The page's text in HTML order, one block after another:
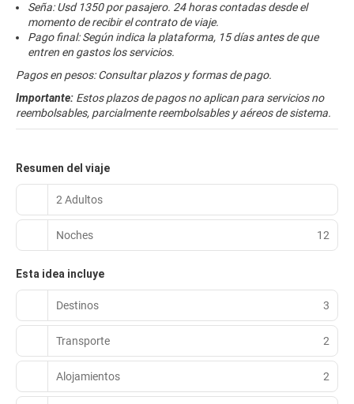
Seña: Usd 1350 por pasajero. 24 horas contadas desde el
momento de recibir el contrato de viaje.
Pago final: Según indica la plataforma, 15 días antes de que
entren en gastos los servicios.
Pagos en pesos: Consultar plazos y formas de pago.
Importante: Estos plazos de pagos no aplican para servicios no
reembolsables, parcialmente reembolsables y aéreos de sistema.
Resumen del viaje
2 Adultos
Noches 12
Esta idea incluye
Destinos 3
Transporte 2
Alojamientos 2